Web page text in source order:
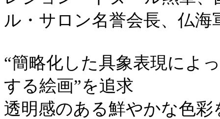
ル・サロン名誉会長、仏海
“簡略化した具象表現によ
する絵画”を追求
透明感のある鮮やかな色